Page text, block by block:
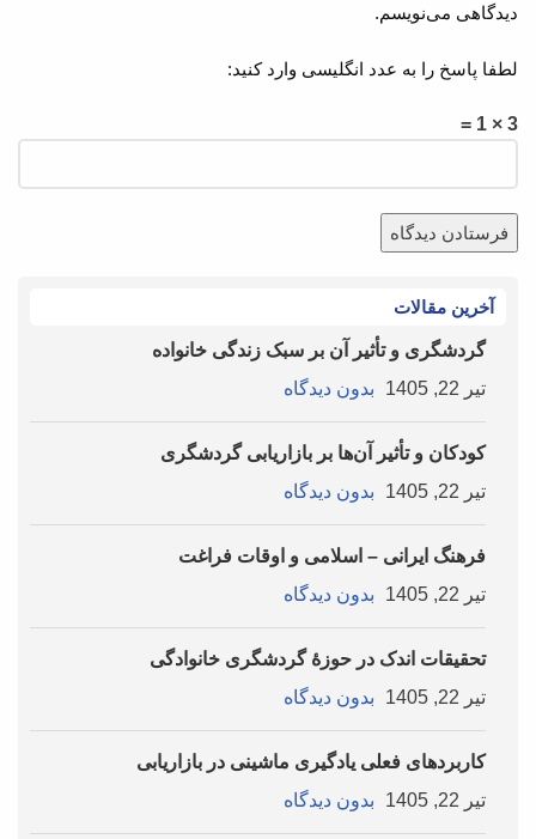
دیدگاهی می‌نویسم.
لطفا پاسخ را به عدد انگلیسی وارد کنید:
3 × 1 =
آخرین مقالات
گردشگری و تأثیر آن بر سبک زندگی خانواده
تیر 22, 1405
بدون دیدگاه
کودکان و تأثیر آن‌ها بر بازاریابی گردشگری
تیر 22, 1405
بدون دیدگاه
فرهنگ ایرانی – اسلامی و اوقات فراغت
تیر 22, 1405
بدون دیدگاه
تحقیقات اندک در حوزۀ گردشگری خانوادگی
تیر 22, 1405
بدون دیدگاه
کاربردهای فعلی یادگیری ماشینی در بازاریابی
تیر 22, 1405
بدون دیدگاه